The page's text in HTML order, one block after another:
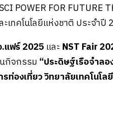
POWER FOR FUTURE
เทคโนโลยีแห่งชาติ ประจำปี
.แฟร์ 2025 และ NST Fair
กิจกรรม “ประดิษฐ์เรือจำล
ท่องเที่ยว วิทยาลัยเทคโนโล